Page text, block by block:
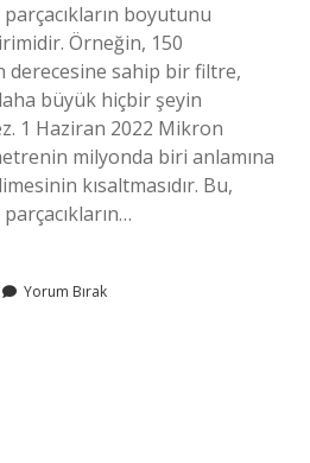
boyutunu
Örneğin, 150
sahip bir filtre,
büyük hiçbir şeyin
1 Haziran 2022 Mikron
milyonda biri anlamına
kısaltmasıdır. Bu,
Yorum Bırak